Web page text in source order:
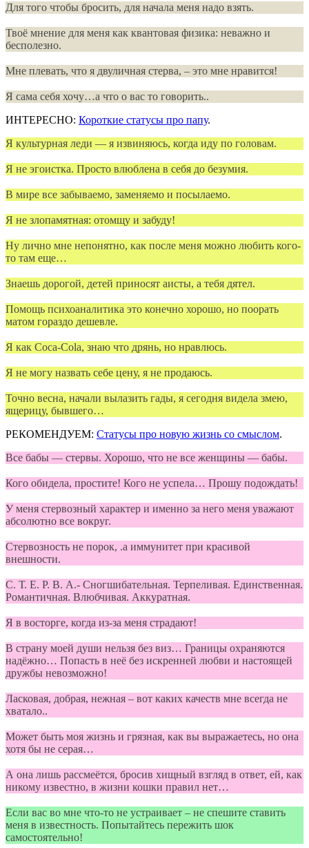
Для того чтобы бросить, для начала меня надо взять.
Твоё мнение для меня как квантовая физика: неважно и
бесполезно.
Мне плевать, что я двуличная стерва, – это мне нравится!
Я сама себя хочу…а что о вас то говорить..
ИНТЕРЕСНО: Короткие статусы про папу.
Я культурная леди — я извиняюсь, когда иду по головам.
Я не эгоистка. Просто влюблена в себя до безумия.
В мире все забываемо, заменяемо и посылаемо.
Я не злопамятная: отомщу и забуду!
Ну лично мне непонятно, как после меня можно любить кого-
то там еще…
Знаешь дорогой, детей приносят аисты, а тебя дятел.
Помощь психоаналитика это конечно хорошо, но поорать
матом гораздо дешевле.
Я как Coca-Cola, знаю что дрянь, но нравлюсь.
Я не могу назвать себе цену, я не продаюсь.
Точно весна, начали вылазить гады, я сегодня видела змею,
ящерицу, бывшего…
РЕКОМЕНДУЕМ: Статусы про новую жизнь со смыслом.
Все бабы — стервы. Хорошо, что не все женщины — бабы.
Кого обидела, простите! Кого не успела… Прошу подождать!
У меня стервозный характер и именно за него меня уважают
абсолютно все вокруг.
Cтервозность не порок, .а иммунитет при красивой
внешности.
С. Т. Е. Р. В. А.- Сногшибательная. Терпеливая. Единственная.
Романтичная. Влюбчивая. Аккуратная.
Я в восторге, когда из-за меня страдают!
В страну моей души нельзя без виз… Границы охраняются
надёжно… Попасть в неё без искренней любви и настоящей
дружбы невозможно!
Ласковая, добрая, нежная – вот каких качеств мне всегда не
хватало..
Может быть моя жизнь и грязная, как вы выражаетесь, но она
хотя бы не серая…
А она лишь рассмеётся, бросив хищный взгляд в ответ, ей, как
никому известно, в жизни кошки правил нет…
Если вас во мне что-то не устраивает – не спешите ставить
меня в известность. Попытайтесь пережить шок
самостоятельно!